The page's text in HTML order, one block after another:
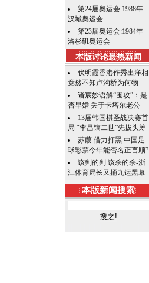
第24届奥运会:1988年
汉城奥运会
第23届奥运会:1984年
洛杉矶奥运会
本版讨论最热新闻
伏明霞香港作秀出洋相
竟然不知卢沟桥为何物
诸宸妙语解“围攻”：是
否早婚 关于卡塔尔老公
13届韩国棋圣战决赛首
局 “李昌镐二世”先拔头筹
苏葭:借力打黑 中国足
球彩票今年能否名正言顺?
该判的判 该杀的杀-浙
江体育局长又捅九运黑幕
本版新闻搜索